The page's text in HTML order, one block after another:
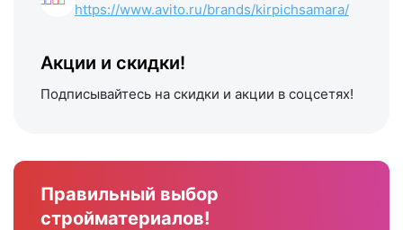
https://www.avito.ru/brands/kirpichsamara/
Акции и скидки!
Подписывайтесь на скидки и акции в соцсетях!
Правильный выбор
стройматериалов!